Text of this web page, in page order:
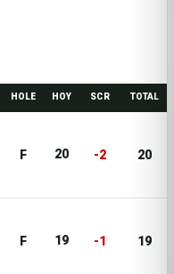
HOLE HOY SCR TOTAL
F 20 -2 20
F 19 -1 19